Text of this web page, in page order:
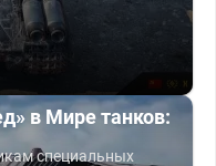
в Мире танков:
специальных